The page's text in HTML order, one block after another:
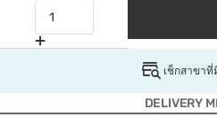
เช็กสาขา
DELIVERY